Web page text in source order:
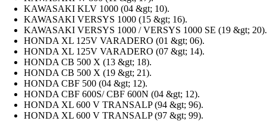
KAWASAKI KLV 1000 (04 &gt; 10).
KAWASAKI VERSYS 1000 (15 &gt; 16).
KAWASAKI VERSYS 1000 / VERSYS 1000 SE (19 &gt; 20).
HONDA XL 125V VARADERO (01 &gt; 06).
HONDA XL 125V VARADERO (07 &gt; 14).
HONDA CB 500 X (13 &gt; 18).
HONDA CB 500 X (19 &gt; 21).
HONDA CBF 500 (04 &gt; 12).
HONDA CBF 600S/ CBF 600N (04 &gt; 12).
HONDA XL 600 V TRANSALP (94 &gt; 96).
HONDA XL 600 V TRANSALP (97 &gt; 99).